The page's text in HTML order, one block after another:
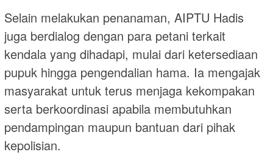
Selain melakukan penanaman, AIPTU Hadis
juga berdialog dengan para petani terkait
kendala yang dihadapi, mulai dari ketersediaan
pupuk hingga pengendalian hama. Ia mengajak
masyarakat untuk terus menjaga kekompakan
serta berkoordinasi apabila membutuhkan
pendampingan maupun bantuan dari pihak
kepolisian.